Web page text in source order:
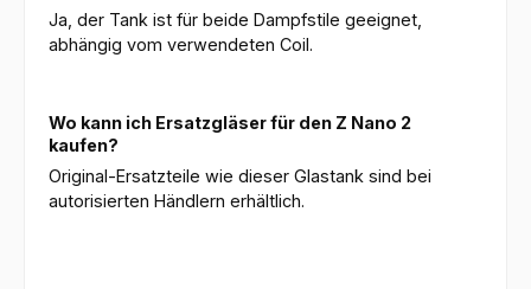
Ja, der Tank ist für beide Dampfstile geeignet,
abhängig vom verwendeten Coil.
Wo kann ich Ersatzgläser für den Z Nano 2
kaufen?
Original-Ersatzteile wie dieser Glastank sind bei
autorisierten Händlern erhältlich.